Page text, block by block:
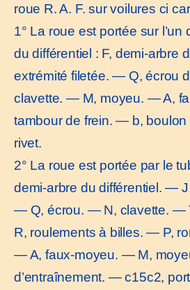
roue R. A. F. sur voilures ci
1° La roue est portée sur l’un
du différentiel : F, demi-arbre
extrémité filetée. — Q, écrou
clavette. — M, moyeu. — A,
tambour de frein. — b,
rivet.
2° La roue est portée par le
demi-arbre du différentiel. —
— Q, écrou. — N, clavette. —
R, roulements à billes. — P,
— A, faux-moyeu. — M,
d’entraînement. — c15c2,